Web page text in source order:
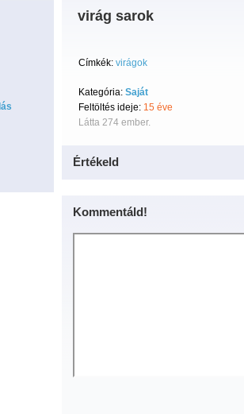
virág sarok
Címkék: virágok
Kategória: Saját
Feltöltés ideje: 15 éve
Látta 274 ember.
Értékeld
Kommentáld!